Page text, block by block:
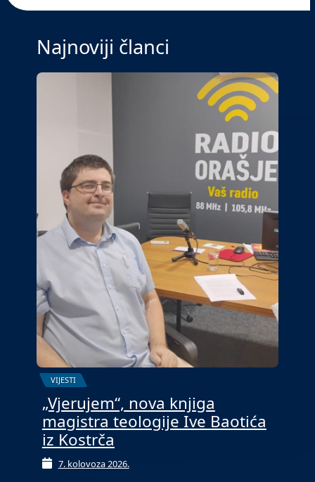
Najnoviji članci
VIJESTI
„Vjerujem“, nova knjiga
magistra teologije Ive Baotića
iz Kostrča
7. kolovoza 2026.